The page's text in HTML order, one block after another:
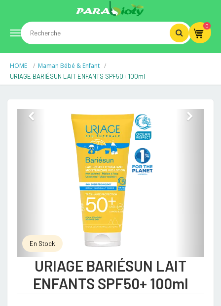
Toggle
navigation
0
HOME Maman Bébé & Enfant
URIAGE BARIÉSUN LAIT ENFANTS SPF50+ 100ml
Previous
En Stock
URIAGE BARIÉSUN LAIT
ENFANTS SPF50+ 100ml